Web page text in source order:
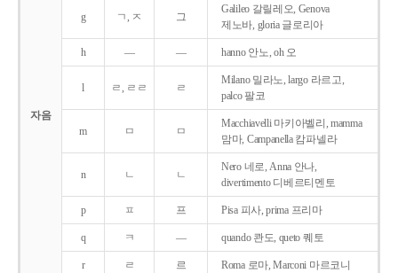
자음
g ㄱ, ㅈ 그
Galileo 갈릴레오, Genova
제노바, gloria 글로리아
h ― ― hanno 안노, oh 오
l ㄹ, ㄹㄹ ㄹ
Milano 밀라노, largo 라르고,
palco 팔코
m ㅁ ㅁ
Macchiavelli 마키아벨리, mamma
맘마, Campanella 캄파넬라
n ㄴ ㄴ
Nero 네로, Anna 안나,
divertimento 디베르티멘토
p ㅍ 프 Pisa 피사, prima 프리마
q ㅋ ― quando 콴도, queto 퀘토
r ㄹ 르 Roma 로마, Marconi 마르코니